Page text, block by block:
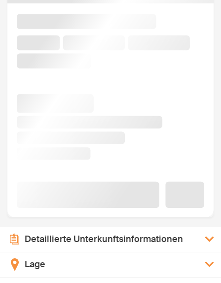
Detaillierte Unterkunftsinformationen
Lage